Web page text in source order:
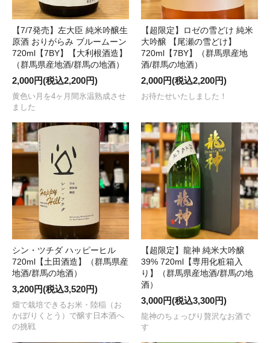
【7/7発売】左大臣 純米吟醸生
原酒 おりがらみ ブルームーン
720ml【7BY】【大利根酒造】
（群馬県産地酒/群馬の地酒）
2,000円(税込2,200円)
黄色い月を4ヶ月間氷温熟成させ
ました
【超限定】ロゼの雪どけ 純米
大吟醸 【尾瀬の雪どけ】
720ml【7BY】（群馬県産地
酒/群馬の地酒）
2,000円(税込2,200円)
お待たせいたしました！
シン・ツチダ ハッピーヒル
720ml【土田酒造】（群馬県産
地酒/群馬の地酒）
3,200円(税込3,520円)
畑で栽培できるお米・陸稲（お
かぼ/りくとう）で醸す日本酒へ
の挑戦
【超限定】龍神 純米大吟醸
39% 720ml【専用化粧箱入
り】（群馬県産地酒/群馬の地
酒）
3,000円(税込3,300円)
龍神のちょっぴり贅沢なお酒で
す